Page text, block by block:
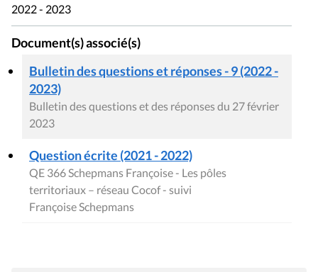
2022 - 2023
Document(s) associé(s)
Bulletin des questions et réponses - 9 (2022 -
2023)
Bulletin des questions et des réponses du 27 février
2023
Question écrite (2021 - 2022)
QE 366 Schepmans Françoise - Les pôles
territoriaux – réseau Cocof - suivi
Françoise Schepmans